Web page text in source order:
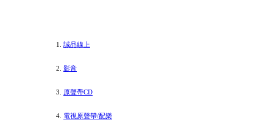
誠品線上
影音
原聲帶CD
電視原聲帶/配樂